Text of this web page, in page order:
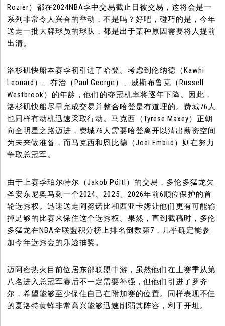
Rozier）都在2024NBA季中交易截止日被交易，这将会是一
系列非常令人兴奋的举动，不是吗？好吧，碰巧的是，今年
送走一批大牌球员的球队，都是出于某种原因需要将人提前
出清。
洛杉矶快船本赛季初引进了哈登。考虑到伦纳德（Kawhi
Leonard）、乔治（Paul George）、威斯布鲁克（Russell
Westbrook）的年龄，他们的夺冠机率将逐年下降。因此，
洛杉矶快船尽早完成交易并整合哈登是有道理的。费城76人
也同样有动机迅速采取行动。马克西（Tyrese Maxey）正朝
向全明星之路迈进，费城76人需要哈登离开以清出薪资空间
为未来做准备，而马克西和恩比德（Joel Embiid）则在努力
争取总冠军。
由于上赛季珀尔特尔（Jakob Pöltl）的交易，多伦多猛龙欠
圣安东尼奥马刺一个2024、2025、2026年前6顺位保护的首
轮选秀权。迅速送走阿努诺比和西亚卡姆让他们更有可能输
掉足够的比赛来保住这个选秀权。果然，直到截稿时，多伦
多猛龙在NBA全联盟积分榜上排名倒数第7，几乎确定能参
加今年选秀会的乐透抽奖。
迈阿密热火目前位居东部联盟中游，虽然他们在上赛季从第
八名进入总冠军赛后不一定需要补强，但他们引进了罗齐
尔，希望能够至少保住自己在附加赛的位置。同样表现不佳
的夏洛特黄蜂非常高兴能够迅速削弱其阵容，利于开坦。